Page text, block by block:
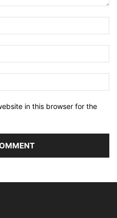
in this browser for the